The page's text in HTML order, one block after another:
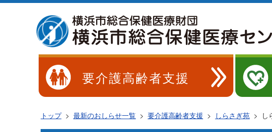
要介護高齢者支援
トップ> 最新のおしらせ一覧 > 要介護高齢者支援 > しらさぎ苑 > し